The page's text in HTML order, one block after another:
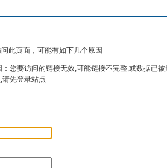
此页面，可能有如下几个原因
您要访问的链接无效,可能链接不完整,或数据已
先登录站点